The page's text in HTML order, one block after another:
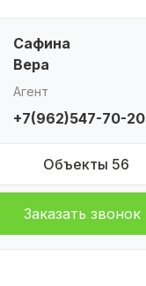
Сафина
Вера
Агент
+7(962)547-70-20
Объекты 56
Заказать звонок